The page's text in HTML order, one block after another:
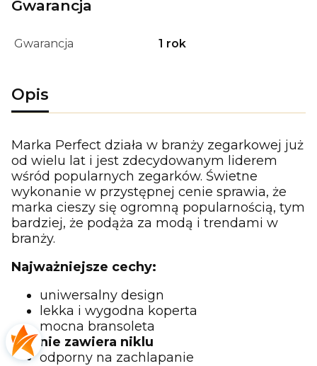
Gwarancja
Gwarancja 1 rok
Opis
Marka Perfect działa w branży zegarkowej już
od wielu lat i jest zdecydowanym liderem
wśród popularnych zegarków. Świetne
wykonanie w przystępnej cenie sprawia, że
marka cieszy się ogromną popularnością, tym
bardziej, że podąża za modą i trendami w
branży.
Najważniejsze cechy:
uniwersalny design
lekka i wygodna koperta
mocna bransoleta
nie zawiera niklu
odporny na zachlapanie